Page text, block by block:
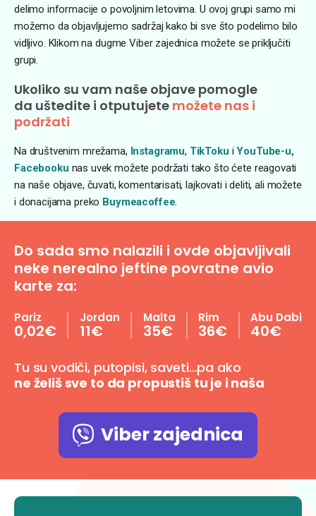
delimo informacije o povoljnim letovima. U ovoj grupi samo mi
možemo da objavljujemo sadržaj kako bi sve što podelimo bilo
vidljivo. Klikom na dugme Viber zajednica možete se priključiti
grupi.
Ukoliko su vam naše objave pomogle
da uštedite i otputujete možete nas i
podržati
Na društvenim mrežama, Instagramu, TikToku iYouTube-u,
Facebooku nas uvek možete podržati tako što ćete reagovati
na naše objave, čuvati, komentarisati, lajkovati i deliti, ali možete
i donacijama preko Buymeacoffee
Do sada smo nalazili i ovde objavljivali
neke nerealno jeftine povratne avio
karte za:
Pariz
0,02€
Jordan
11€
Malta
35€
Rim
36€
Abu Dabi
40€
Tu su vodiči, putopisi, saveti…pa ako
ne želiš sve to da propustiš tu je i naša
Viber zajednica